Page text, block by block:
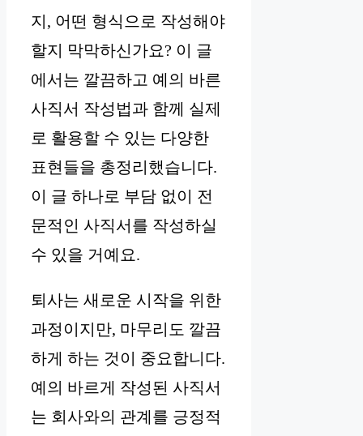
지, 어떤 형식으로 작성해야
할지 막막하신가요? 이 글
에서는 깔끔하고 예의 바른
사직서 작성법과 함께 실제
로 활용할 수 있는 다양한
표현들을 총정리했습니다.
이 글 하나로 부담 없이 전
문적인 사직서를 작성하실
수 있을 거예요.
퇴사는 새로운 시작을 위한
과정이지만, 마무리도 깔끔
하게 하는 것이 중요합니다.
예의 바르게 작성된 사직서
는 회사와의 관계를 긍정적